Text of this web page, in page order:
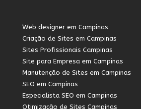
Web designer em Campinas
Criação de Sites em Campinas
Sites Profissionais Campinas
Site para Empresa em Campinas
Manutenção de Sites em Campinas
SEO em Campinas
Especialista SEO em Campinas
Otimização de Sites Campinas